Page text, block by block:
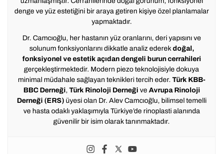
denge ve yüz estetiğini bir araya getiren kişiye özel planlamalar
yapmaktadır.
Dr. Camcıoğlu, her hastanın yüz oranlarını, deri yapısını ve
solunum fonksiyonlarını dikkatle analiz ederek doğal,
fonksiyonel ve estetik açıdan dengeli burun cerrahileri
gerçekleştirmektedir. Modern piezo teknolojisiyle dokuya
minimal müdahale sağlayan teknikleri tercih eder. Türk KBB-
BBC Derneği, Türk Rinoloji Derneği ve Avrupa Rinoloji
Derneği (ERS)üyesi olan Dr. Alev Camcıoğlu, bilimsel temelli
ve hasta odaklı yaklaşımıyla Türkiye’de rinoplasti alanında
güvenilir bir isim olarak tanınmaktadır.